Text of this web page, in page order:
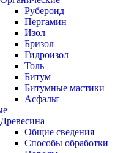
Рубероид
Пергамин
Изол
Бризол
Гидроизол
Толь
Битум
Битумные мастики
Асфальт
Древесина
Общие сведения
Способы обработки